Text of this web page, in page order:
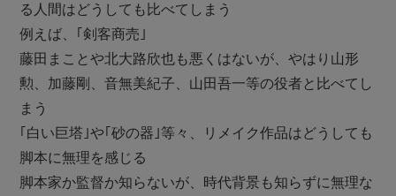
る人間はどうしても比べてしまう
例えば、｢剣客商売｣
藤田まことや北大路欣也も悪くはないが、やはり山形
勲、加藤剛、音無美紀子、山田吾一等の役者と比べてし
まう
｢白い巨塔｣や｢砂の器｣等々、リメイク作品はどうしても
脚本に無理を感じる
脚本家か監督か知らないが、時代背景も知らずに無理な